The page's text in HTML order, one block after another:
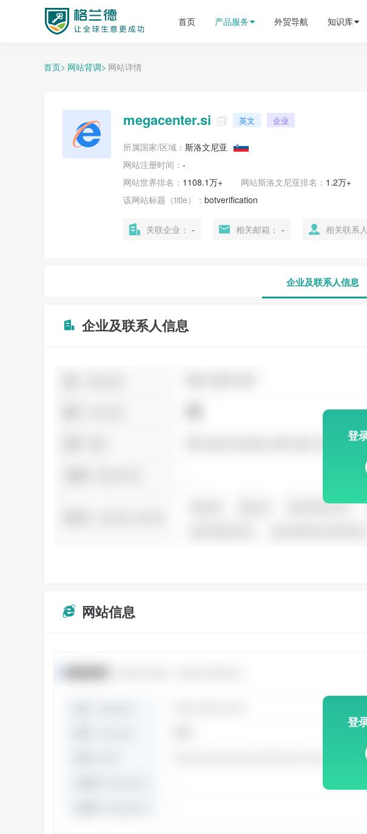
格兰德外贸获客平台 首页 产品服务 外贸导航 知识库
首页> 网站背调> 网站详情
megacenter.si  英文 企业
所属国家/区域： 斯洛文尼亚
网站注册时间： -
网站世界排名： 1108.1万+ 网站斯洛文尼亚排名： 1.2万+
该网站标题（title）： botverification
关联企业： - 相关邮箱： - 相关联系
企业及联系人信息
 企业及联系人信息
登
 网站信息
登